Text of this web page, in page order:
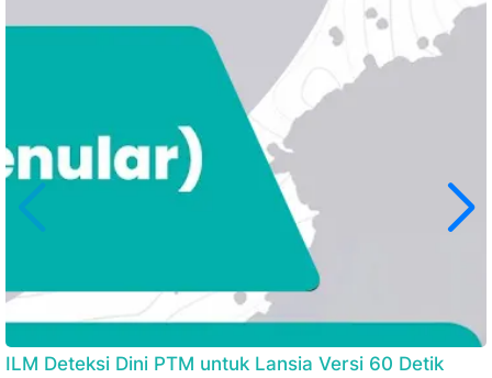
ILM Deteksi Dini PTM untuk Lansia Versi 60 Detik